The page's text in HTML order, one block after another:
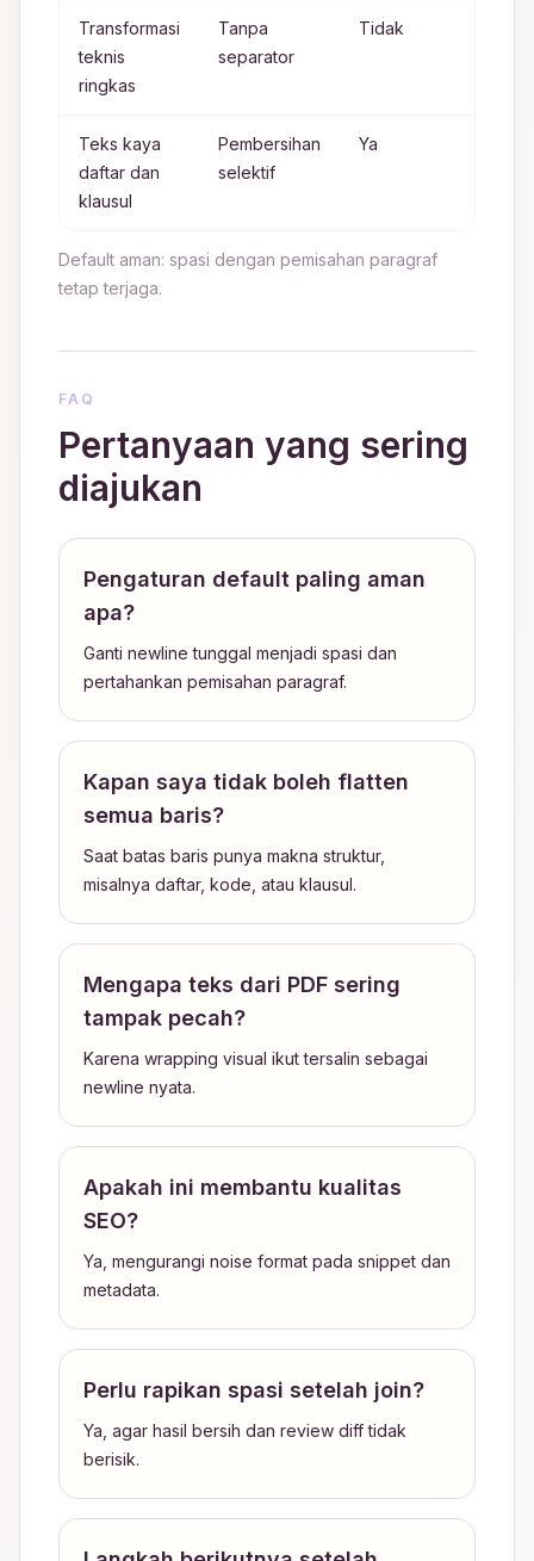
Transformasi
teknis
ringkas
Tanpa
separator
Tidak
Teks kaya
daftar dan
klausul
Pembersihan
selektif
Ya
Default aman: spasi dengan pemisahan paragraf
tetap terjaga.
FAQ
Pertanyaan yang sering
diajukan
Pengaturan default paling aman
apa?
Ganti newline tunggal menjadi spasi dan
pertahankan pemisahan paragraf.
Kapan saya tidak boleh flatten
semua baris?
Saat batas baris punya makna struktur,
misalnya daftar, kode, atau klausul.
Mengapa teks dari PDF sering
tampak pecah?
Karena wrapping visual ikut tersalin sebagai
newline nyata.
Apakah ini membantu kualitas
SEO?
Ya, mengurangi noise format pada snippet dan
metadata.
Perlu rapikan spasi setelah join?
Ya, agar hasil bersih dan review diff tidak
berisik.